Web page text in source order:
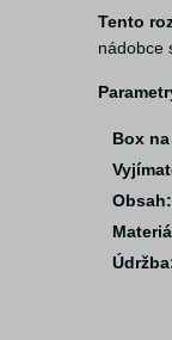
Tento
nádobce
Box
Obsah: